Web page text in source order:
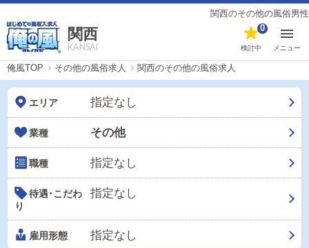
関西のその他の風俗男性求
関西
KANSAI 検討中
0
メニュー
俺風TOP その他の風俗求人 関西のその他の風俗求人
エリア 指定なし
業種 その他
職種 指定なし
待遇･こだわ
り
指定なし
雇用形態 指定なし